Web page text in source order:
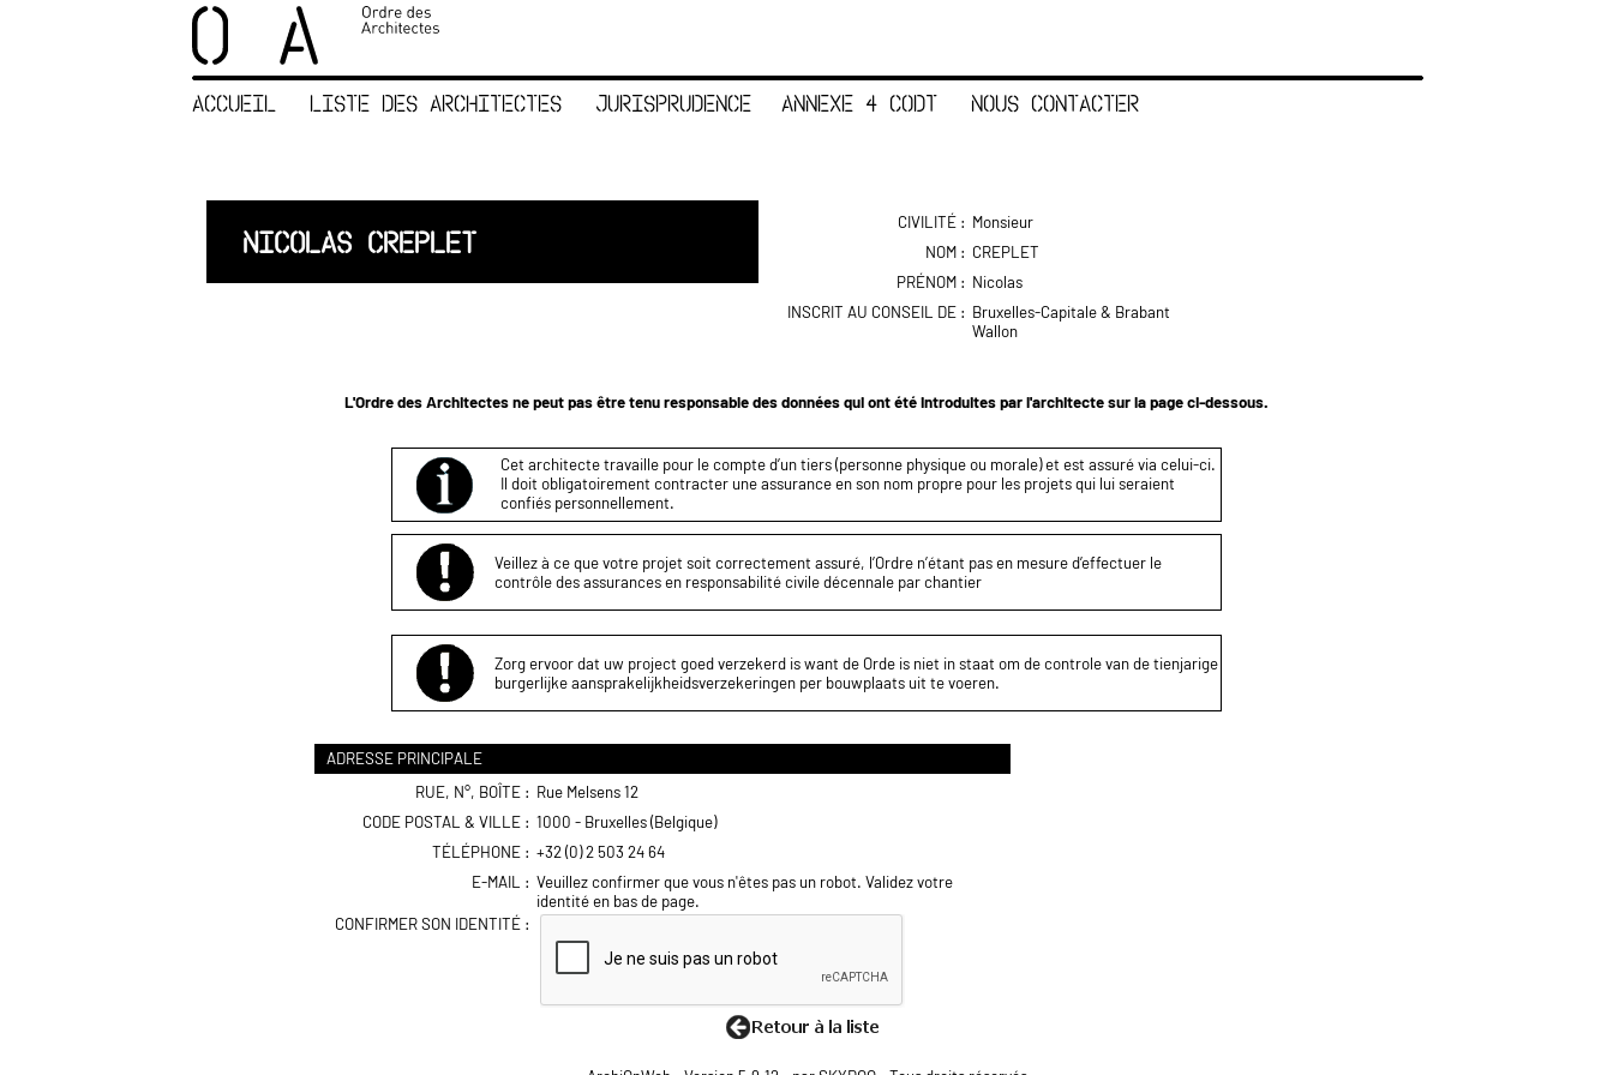
ACCUEIL LISTE DES ARCHITECTES JURISPRUDENCE ANNEXE 4 CODT NOUS CONTACTER
NICOLAS CREPLET
CIVILITÉ : Monsieur
NOM : CREPLET
PRÉNOM : Nicolas
INSCRIT AU CONSEIL DE : Bruxelles-Capitale & Brabant
Wallon
L'Ordre des Architectes ne peut pas être tenu responsable des données qui ont été introduites par l'architecte sur la page ci-dessous.
Cet architecte travaille pour le compte d’un tiers (personne physique ou morale) et est assuré via celui-ci.
Il doit obligatoirement contracter une assurance en son nom propre pour les projets qui lui seraient
confiés personnellement.
Veillez à ce que votre projet soit correctement assuré, l’Ordre n’étant pas en mesure d’effectuer le
contrôle des assurances en responsabilité civile décennale par chantier
Zorg ervoor dat uw project goed verzekerd is want de Orde is niet in staat om de controle van de tienjarige
burgerlijke aansprakelijkheidsverzekeringen per bouwplaats uit te voeren.
ADRESSE PRINCIPALE
RUE, N°, BOÎTE : Rue Melsens 12
CODE POSTAL & VILLE : 1000 - Bruxelles (Belgique)
TÉLÉPHONE : +32 (0) 2 503 24 64
E-MAIL : Veuillez confirmer que vous n'êtes pas un robot. Validez votre
identité en bas de page.
CONFIRMER SON IDENTITÉ :